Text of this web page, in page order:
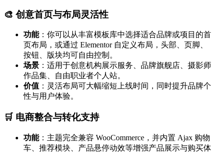
🎨 创意首页与布局灵活性
功能：你可以从丰富模板库中选择适合品牌或项目的首
页布局，或通过 Elementor 自定义布局，头部、页脚、
按钮、版块均可自由控制。
场景 ：适用于创意机构展示服务、品牌旗舰店、摄影师
作品集、自由职业者个人站。
价值 ：灵活布局可大幅缩短上线时间，同时提升品牌个
性与用户体验。
🛒 电商整合与转化支持
功能：主题完全兼容 WooCommerce，并内置 Ajax 购物
车、推荐模块、产品悬停动效等增强产品展示与购买体